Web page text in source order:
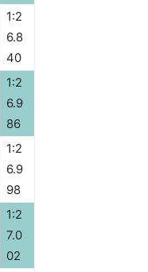
1:2
6.8
40
1:2
6.9
86
1:2
6.9
98
1:2
7.0
02